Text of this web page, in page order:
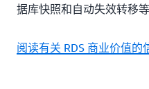
据库快照和自动失效转移
阅读有关 RDS 商业价值的